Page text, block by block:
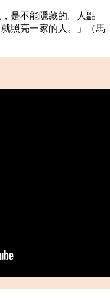
是不能隱藏的。人點
照亮一家的人。」（馬